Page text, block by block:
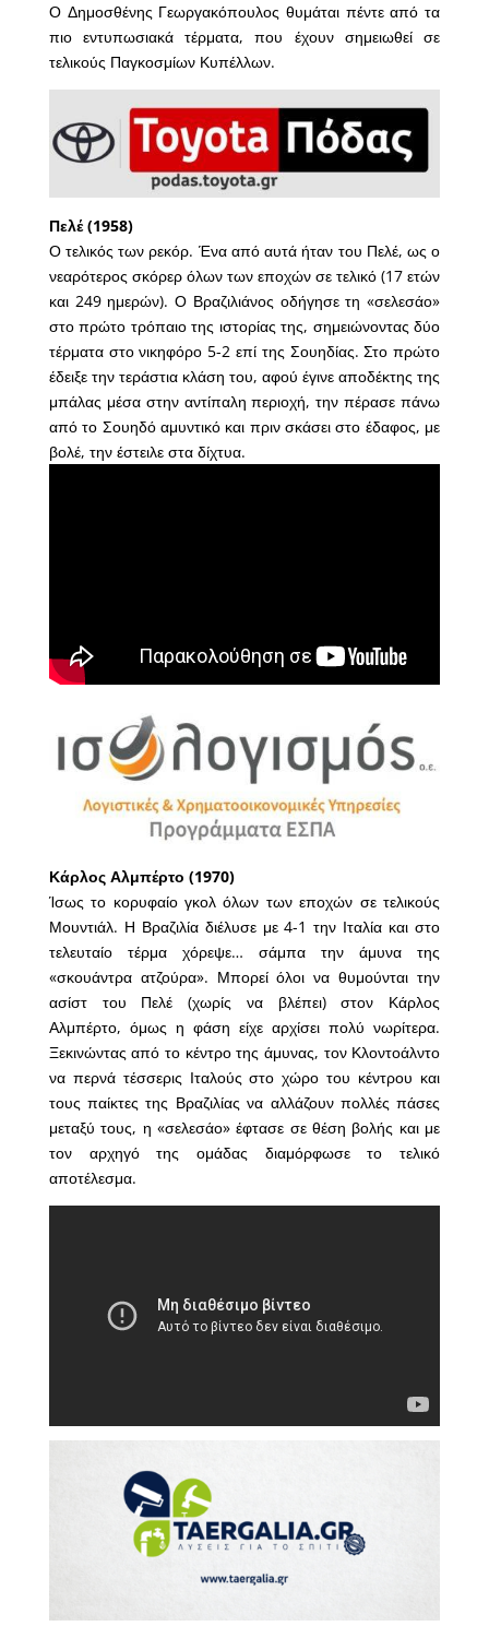
Ο Δημοσθένης Γεωργακόπουλος θυμάται πέντε από τα
πιο εντυπωσιακά τέρματα, που έχουν σημειωθεί σε
τελικούς Παγκοσμίων Κυπέλλων.
Πελέ (1958)
Ο τελικός των ρεκόρ. Ένα από αυτά ήταν του Πελέ, ως ο
νεαρότερος σκόρερ όλων των εποχών σε τελικό (17 ετών
και 249 ημερών). Ο Βραζιλιάνος οδήγησε τη «σελεσάο»
στο πρώτο τρόπαιο της ιστορίας της, σημειώνοντας δύο
τέρματα στο νικηφόρο 5-2 επί της Σουηδίας. Στο πρώτο
έδειξε την τεράστια κλάση του, αφού έγινε αποδέκτης της
μπάλας μέσα στην αντίπαλη περιοχή, την πέρασε πάνω
από το Σουηδό αμυντικό και πριν σκάσει στο έδαφος, με
βολέ, την έστειλε στα δίχτυα.
Κάρλος Αλμπέρτο (1970)
Ίσως το κορυφαίο γκολ όλων των εποχών σε τελικούς
Μουντιάλ. Η Βραζιλία διέλυσε με 4-1 την Ιταλία και στο
τελευταίο τέρμα χόρεψε… σάμπα την άμυνα της
«σκουάντρα ατζούρα». Μπορεί όλοι να θυμούνται την
ασίστ του Πελέ (χωρίς να βλέπει) στον Κάρλος
Αλμπέρτο, όμως η φάση είχε αρχίσει πολύ νωρίτερα.
Ξεκινώντας από το κέντρο της άμυνας, τον Κλοντοάλντο
να περνά τέσσερις Ιταλούς στο χώρο του κέντρου και
τους παίκτες της Βραζιλίας να αλλάζουν πολλές πάσες
μεταξύ τους, η «σελεσάο» έφτασε σε θέση βολής και με
τον αρχηγό της ομάδας διαμόρφωσε το τελικό
αποτέλεσμα.